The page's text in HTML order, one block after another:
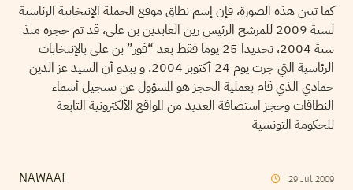
كما تبين هذه الصورة، فإن إسم نطاق موقع الحملة الإنتخابية الرئاسية
لسنة 2009 للمرشح الرئيس زين العابدين بن علي، قد تم حجزه منذ
سنة 2004، تحديدا 25 يوما فقط بعد “فوز” بن علي بالإنتخابات
الرئاسية التي جرت يوم 24 أكتوبر 2004. و يبدو أن السيد عز الدين
حمادي الذي قام بعملية الحجز هو المسؤول عن تسجيل أسماء
النطاقات وحجز استضافة العديد من المواقع الألكترونية التابعة
للحكومة التونسية
NAWAAT 29 Jul 2009